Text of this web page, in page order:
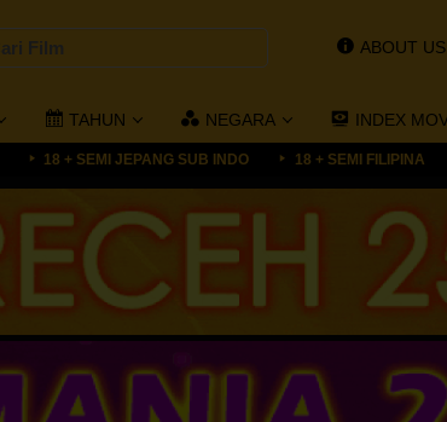
ABOUT US
TAHUN NEGARA INDEX
18 + SEMI JEPANG SUB INDO 18 + SEMI FILIPINA